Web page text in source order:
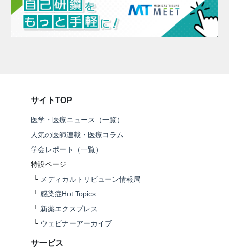
サイトTOP
医学・医療ニュース（一覧）
人気の医師連載・医療コラム
学会レポート（一覧）
特設ページ
└ メディカルトリビューン情報局
└ 感染症Hot Topics
└ 新薬エクスプレス
└ ウェビナーアーカイブ
サービス